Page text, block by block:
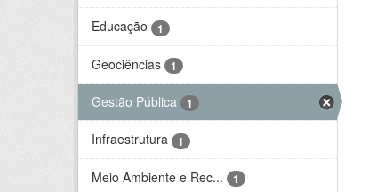
Educação 1
Geociências 1
Gestão Pública 1
Infraestrutura 1
Meio Ambiente e Rec... 1